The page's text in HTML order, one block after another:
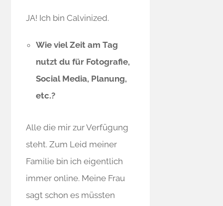
JA! Ich bin Calvinized.
Wie viel Zeit am Tag
nutzt du für Fotografie,
Social Media, Planung,
etc.?
Alle die mir zur Verfügung
steht. Zum Leid meiner
Familie bin ich eigentlich
immer online. Meine Frau
sagt schon es müssten